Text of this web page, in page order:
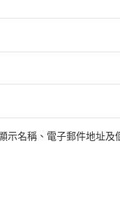
示名稱、電子郵件地址及